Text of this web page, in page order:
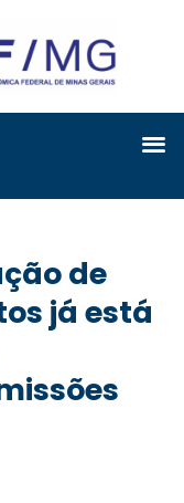
de
já está